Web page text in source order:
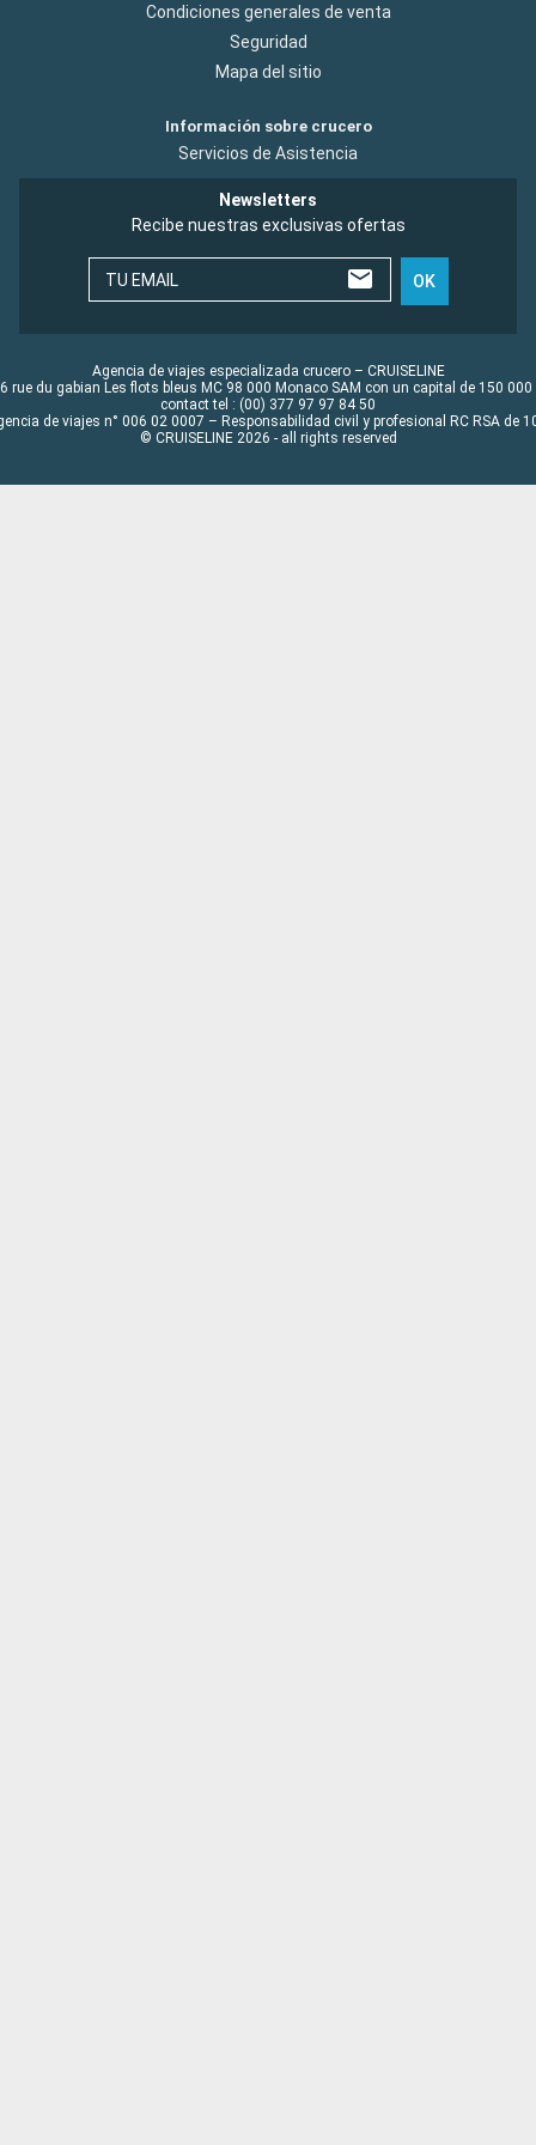
Condiciones generales de venta
Seguridad
Mapa del sitio
Información sobre crucero
Servicios de Asistencia
Newsletters
Recibe nuestras exclusivas ofertas
TU EMAIL OK
Agencia de viajes especializada crucero – CRUISELINE
rue du gabian Les flots bleus MC 98 000 Monaco SAM con un capital de 150 000
contact tel : (00) 377 97 97 84 50
de viajes n° 006 02 0007 – Responsabilidad civil y profesional RC RSA de
© CRUISELINE 2026 - all rights reserved